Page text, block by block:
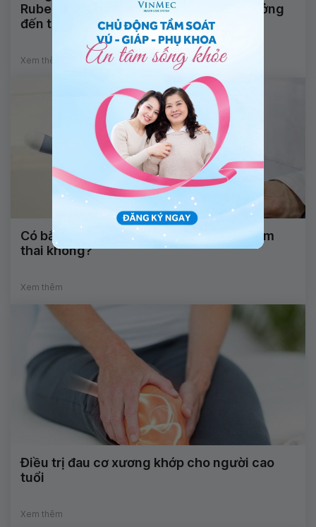
Rubella IgM 0,12 và IgG 278,6 có ảnh hưởng
đến thai nhi không?
Xem thêm
Có bắt buộc phải siêu âm đầu dò khi khám
thai không?
Xem thêm
Điều trị đau cơ xương khớp cho người cao
tuổi
Xem thêm